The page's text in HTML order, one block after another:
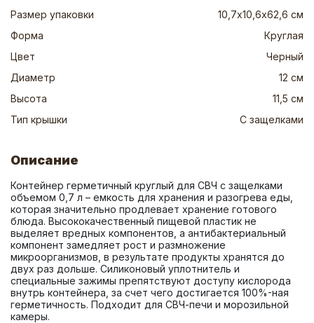
Размер упаковки
10,7х10,6х62,6 см
Форма
Круглая
Цвет
Черный
Диаметр
12 см
Высота
11,5 см
Тип крышки
C защелками
Описание
Контейнер герметичный круглый для СВЧ с защелками
объемом 0,7 л – емкость для хранения и разогрева еды,
которая значительно продлевает хранение готового
блюда. Высококачественный пищевой пластик не
выделяет вредных компонентов, а антибактериальный
компонент замедляет рост и размножение
микроорганизмов, в результате продукты хранятся до
двух раз дольше. Силиконовый уплотнитель и
специальные зажимы препятствуют доступу кислорода
внутрь контейнера, за счет чего достигается 100%-ная
герметичность. Подходит для СВЧ-печи и морозильной
камеры.